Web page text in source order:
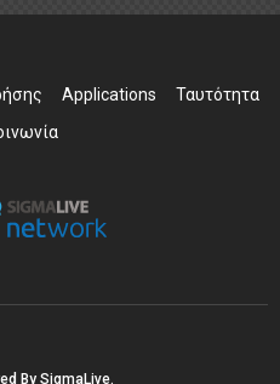
Applications
Ταυτότητα
By SigmaLive.